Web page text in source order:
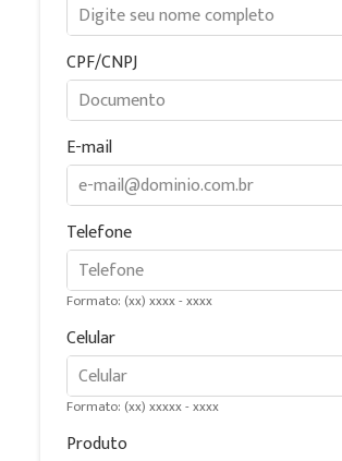
CPF/CNPJ
E-mail
Telefone
Formato: (xx) xxxx - xxxx
Celular
Formato: (xx) xxxxx - xxxx
Produto